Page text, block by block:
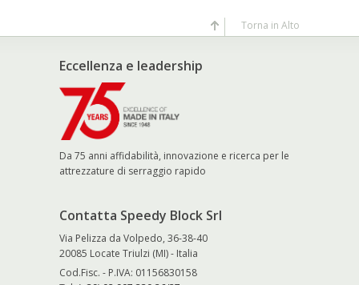
Eccellenza e leadership
Da 75 anni affidabilità, innovazione e ricerca per le
attrezzature di serraggio rapido
Contatta Speedy Block Srl
Via Pelizza da Volpedo, 36-38-40
20085 Locate Triulzi (MI) - Italia
Cod.Fisc. - P.IVA: 01156830158
Torna in Alto